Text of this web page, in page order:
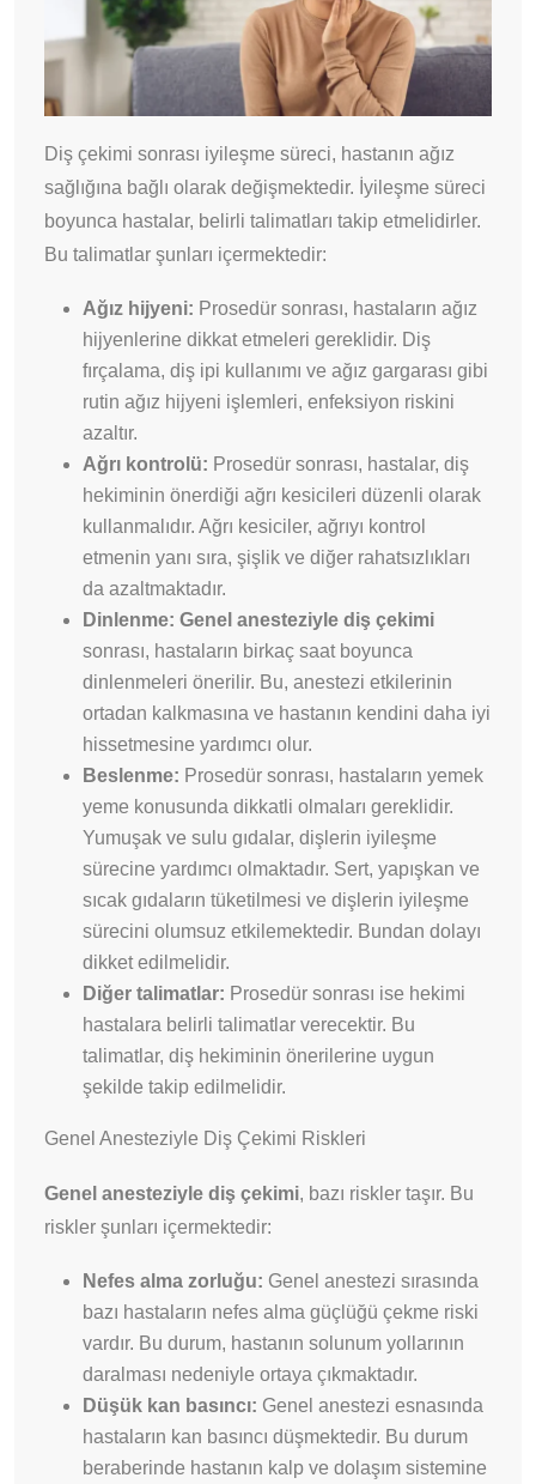
Diş çekimi sonrası iyileşme süreci, hastanın ağız
sağlığına bağlı olarak değişmektedir. İyileşme süreci
boyunca hastalar, belirli talimatları takip etmelidirler.
Bu talimatlar şunları içermektedir:
Ağız hijyeni: Prosedür sonrası, hastaların ağız
hijyenlerine dikkat etmeleri gereklidir. Diş
fırçalama, diş ipi kullanımı ve ağız gargarası gibi
rutin ağız hijyeni işlemleri, enfeksiyon riskini
azaltır.
Ağrı kontrolü: Prosedür sonrası, hastalar, diş
hekiminin önerdiği ağrı kesicileri düzenli olarak
kullanmalıdır. Ağrı kesiciler, ağrıyı kontrol
etmenin yanı sıra, şişlik ve diğer rahatsızlıkları
da azaltmaktadır.
Dinlenme: Genel anesteziyle diş çekimi
sonrası, hastaların birkaç saat boyunca
dinlenmeleri önerilir. Bu, anestezi etkilerinin
ortadan kalkmasına ve hastanın kendini daha iyi
hissetmesine yardımcı olur.
Beslenme: Prosedür sonrası, hastaların yemek
yeme konusunda dikkatli olmaları gereklidir.
Yumuşak ve sulu gıdalar, dişlerin iyileşme
sürecine yardımcı olmaktadır. Sert, yapışkan ve
sıcak gıdaların tüketilmesi ve dişlerin iyileşme
sürecini olumsuz etkilemektedir. Bundan dolayı
dikket edilmelidir.
Diğer talimatlar: Prosedür sonrası ise hekimi
hastalara belirli talimatlar verecektir. Bu
talimatlar, diş hekiminin önerilerine uygun
şekilde takip edilmelidir.
Genel Anesteziyle Diş Çekimi Riskleri
Genel anesteziyle diş çekimi, bazı riskler taşır. Bu
riskler şunları içermektedir:
Nefes alma zorluğu: Genel anestezi sırasında
bazı hastaların nefes alma güçlüğü çekme riski
vardır. Bu durum, hastanın solunum yollarının
daralması nedeniyle ortaya çıkmaktadır.
Düşük kan basıncı: Genel anestezi esnasında
hastaların kan basıncı düşmektedir. Bu durum
beraberinde hastanın kalp ve dolaşım sistemine